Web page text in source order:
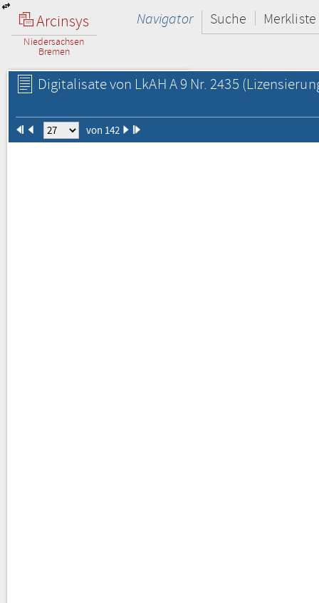
Arcinsys
Niedersachsen
Bremen
Navigator Suche Merkliste
Digitalisate von LkAH A 9 Nr. 2435
von 142